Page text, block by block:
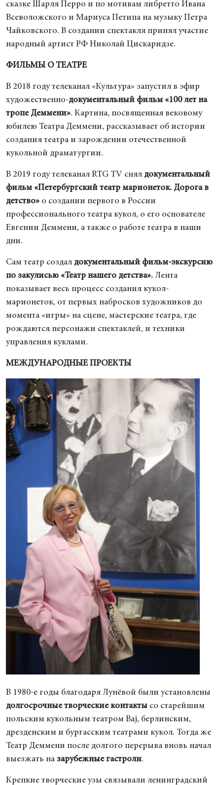
сказке Шарля Перро и по мотивам либретто Ивана
Всеволожского и Мариуса Петипа на музыку Петра
Чайковского. В создании спектакля принял участие
народный артист РФ Николай Цискаридзе.
ФИЛЬМЫ О ТЕАТРЕ
В 2018 году телеканал «Культура» запустил в эфир
художественно-документальный фильм «100 лет на
тропе Деммени». Картина, посвященная вековому
юбилею Театра Деммени, рассказывает об истории
создания театра и зарождении отечественной
кукольной драматургии.
В 2019 году телеканал RTG TV снял документальный
фильм «Петербургский театр марионеток. Дорога в
детство» о создании первого в России
профессионального театра кукол, о его основателе
Евгении Деммени, а также о работе театра в наши
дни.
Сам театр создал документальный фильм-экскурсию
по закулисью «Театр нашего детства». Лента
показывает весь процесс создания кукол-
марионеток, от первых набросков художников до
момента «игры» на сцене, мастерские театра, где
рождаются персонажи спектаклей, и техники
управления куклами.
МЕЖДУНАРОДНЫЕ ПРОЕКТЫ
В 1980-е годы благодаря Лунёвой были установлены
долгосрочные творческие контакты со старейшим
польским кукольным театром Baj, берлинским,
дрезденским и бургасским театрами кукол. Тогда же
Театр Деммени после долгого перерыва вновь начал
выезжать на зарубежные гастроли.
Крепкие творческие узы связывали ленинградский